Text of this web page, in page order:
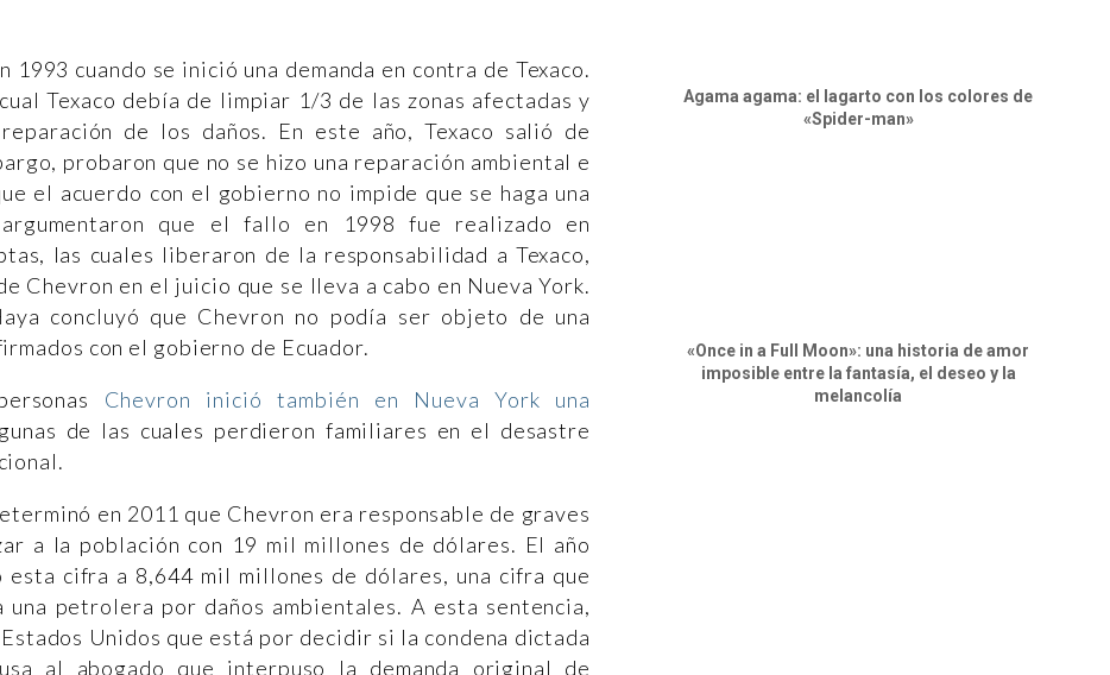
cuando se inició una demanda en contra de Texaco.
Texaco debía de limpiar 1/3 de las zonas afectadas y
de los daños. En este año, Texaco salió de
probaron que no se hizo una reparación ambiental e
el acuerdo con el gobierno no impide que se haga una
que el fallo en 1998 fue realizado en
las cuales liberaron de la responsabilidad a Texaco,
Chevron en el juicio que se lleva a cabo en Nueva York.
concluyó que Chevron no podía ser objeto de una
con el gobierno de Ecuador.
Chevron inició también en Nueva York una
de las cuales perdieron familiares en el desastre
en 2011 que Chevron era responsable de graves
a la población con 19 mil millones de dólares. El año
esta cifra a 8,644 mil millones de dólares, una cifra que
petrolera por daños ambientales. A esta sentencia,
Unidos que está por decidir si la condena dictada
al abogado que interpuso la demanda original de
Agama agama: el lagarto con los colores de
«Spider-man»
«Once in a Full Moon»: una historia de amor
imposible entre la fantasía, el deseo y la
melancolía